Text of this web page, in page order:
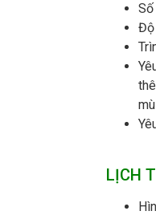
Số
Độ
LỊCH